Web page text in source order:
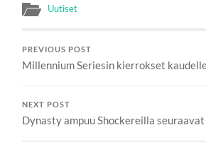
Uutiset
PREVIOUS POST
Millennium Seriesin kierrokset
NEXT POST
Dynasty ampuu Shockereilla